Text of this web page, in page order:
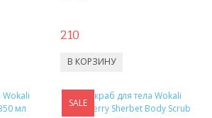
И НОГАМИ
ДЕПИЛЯЦИИ И ЭПИЛЯЦИИ
210
SALE